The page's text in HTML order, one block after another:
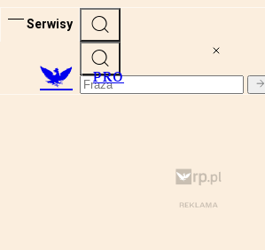
Serwisy
PRO